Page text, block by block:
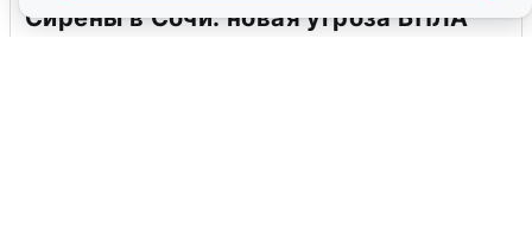
Сирены в Сочи: новая угроза БПЛА